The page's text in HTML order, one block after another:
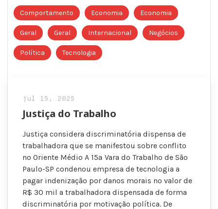
Comportamento Economia Economia
Geral Geral Internacional Negócios
Política Tecnologia
jul 15, 2025
Justiça do Trabalho
Justiça considera discriminatória dispensa de
trabalhadora que se manifestou sobre conflito
no Oriente Médio A 15ª Vara do Trabalho de São
Paulo-SP condenou empresa de tecnologia a
pagar indenização por danos morais no valor de
R$ 30 mil a trabalhadora dispensada de forma
discriminatória por motivação política. De